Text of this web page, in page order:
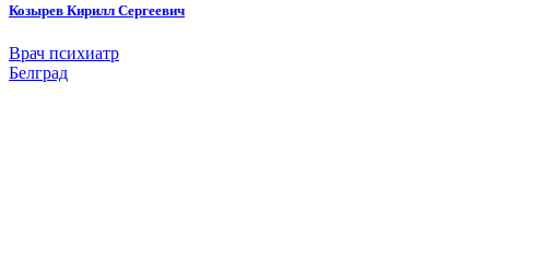
Козырев Кирилл Сергеевич
Врач психиатр
Белград